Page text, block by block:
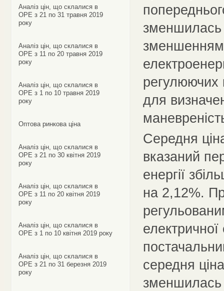
Аналіз цін, що склалися в
ОРЕ з 21 по 31 травня 2019
року
Аналіз цін, що склалися в
ОРЕ з 11 по 20 травня 2019
року
Аналіз цін, що склалися в
ОРЕ з 1 по 10 травня 2019
року
Оптова ринкова ціна
Аналіз цін, що склалися в
ОРЕ з 21 по 30 квітня 2019
року
Аналіз цін, що склалися в
ОРЕ з 11 по 20 квітня 2019
року
Аналіз цін, що склалися в
ОРЕ з 1 по 10 квітня 2019 року
Аналіз цін, що склалися в
ОРЕ з 21 по 31 березня 2019
року
зменшенням
регулюючих
для
Середня
вказаний
енергії
на 2,12%.
середня